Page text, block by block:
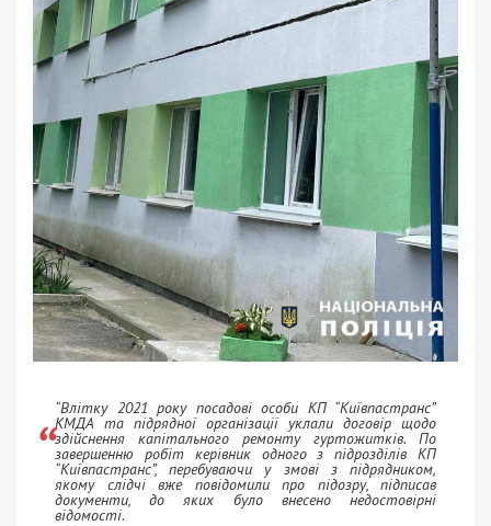
“Влітку 2021 року посадові особи КП “Київпастранс”
КМДА та підрядної організації уклали договір щодо
здійснення капітального ремонту гуртожитків. По
завершенню робіт керівник одного з підрозділів КП
“Київпастранс”, перебуваючи у змові з підрядником,
якому слідчі вже повідомили про підозру, підписав
документи, до яких було внесено недостовірні
відомості.